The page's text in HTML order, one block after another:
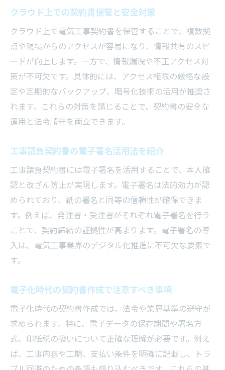
クラウド上での契約書保管と安全対策
クラウド上で電気工事契約書を保管することで、複数拠
点や現場からのアクセスが容易になり、情報共有のスピ
ードが向上します。一方で、情報漏洩や不正アクセス対
策が不可欠です。具体的には、アクセス権限の厳格な設
定や定期的なバックアップ、暗号化技術の活用が推奨さ
れます。これらの対策を講じることで、契約書の安全な
運用と法令順守を両立できます。
工事請負契約書の電子署名活用法を紹介
工事請負契約書には電子署名を活用することで、本人確
認と改ざん防止が実現します。電子署名は法的効力が認
められており、紙の署名と同等の信頼性が確保できま
す。例えば、発注者・受注者がそれぞれ電子署名を行う
ことで、契約締結の証拠性が高まります。電子署名の導
入は、電気工事業界のデジタル化推進に不可欠な要素で
す。
電子化時代の契約書作成で注意すべき事項
電子化時代の契約書作成では、法令や業界基準の遵守が
求められます。特に、電子データの保存期間や署名方
式、印紙税の扱いについて正確な理解が必要です。例え
ば、工事内容や工期、支払い条件を明確に記載し、トラ